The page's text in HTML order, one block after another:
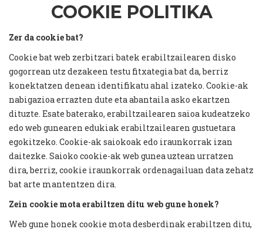
COOKIE POLITIKA
Zer da cookie bat?
Cookie bat web zerbitzari batek erabiltzailearen disko
gogorrean utz dezakeen testu fitxategia bat da, berriz
konektatzen denean identifikatu ahal izateko. Cookie-ak
nabigazioa errazten dute eta abantaila asko ekartzen
dituzte. Esate baterako, erabiltzailearen saioa kudeatzeko
edo web gunearen edukiak erabiltzailearen gustuetara
egokitzeko. Cookie-ak saiokoak edo iraunkorrak izan
daitezke. Saioko cookie-ak web gunea uztean urratzen
dira, berriz, cookie iraunkorrak ordenagailuan data zehatz
bat arte mantentzen dira.
Zein cookie mota erabiltzen ditu web gune honek?
Web gune honek cookie mota desberdinak erabiltzen ditu,